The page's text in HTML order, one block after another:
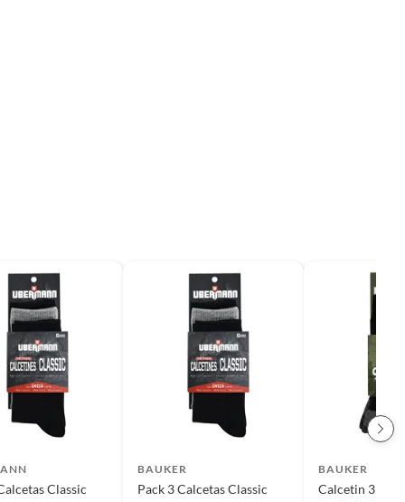
Classic
BAUKER
Pack 3 Calcetas Classic
BAUKER
Calcetin 35%